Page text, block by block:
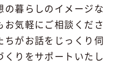
の暮らしのイメージな
お気軽にご相談くださ
ちがお話をじっくり伺
くりをサポートいたし